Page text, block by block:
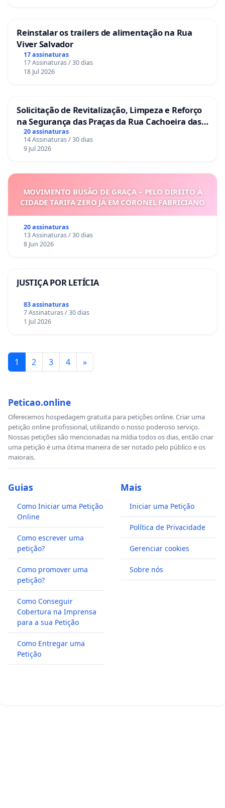
Reinstalar os trailers de alimentação na Rua
Viver Salvador
17 assinaturas
17 Assinaturas / 30 dias
18 Jul 2026
Solicitação de Revitalização, Limpeza e Reforço
na Segurança das Praças da Rua Cachoeira das
Sete Ilhas
20 assinaturas
14 Assinaturas / 30 dias
9 Jul 2026
MOVIMENTO BUSÃO DE GRAÇA – PELO DIREITO À
CIDADE TARIFA ZERO JÁ EM CORONEL FABRICIANO
20 assinaturas
13 Assinaturas / 30 dias
8 Jun 2026
JUSTIÇA POR LETÍCIA
83 assinaturas
7 Assinaturas / 30 dias
1 Jul 2026
1 2 3 4 »
Peticao.online
Oferecemos hospedagem gratuita para petições online. Criar uma
petição online profissional, utilizando o nosso poderoso serviço.
Nossas petições são mencionadas na mídia todos os dias, então criar
uma petição é uma ótima maneira de ser notado pelo público e os
maiorais.
Guias
Como Iniciar uma Petição
Online
Como escrever uma
petição?
Como promover uma
petição?
Como Conseguir
Cobertura na Imprensa
para a sua Petição
Como Entregar uma
Petição
Mais
Iniciar uma Petição
Política de Privacidade
Gerenciar cookies
Sobre nós